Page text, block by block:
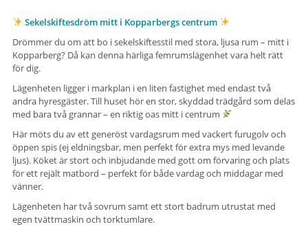
Sekelskiftesdröm mitt i Kopparbergs centrum
Drömmer du om att bo i sekelskiftesstil med stora, ljusa rum – mitt i
Kopparberg? Då kan denna härliga femrumslägenhet vara helt rätt
för dig.
Lägenheten ligger i markplan i en liten fastighet med endast två
andra hyresgäster. Till huset hör en stor, skyddad trädgård som delas
med bara två grannar – en riktig oas mitt i centrum
Här möts du av ett generöst vardagsrum med vackert furugolv och
öppen spis (ej eldningsbar, men perfekt för extra mys med levande
ljus). Köket är stort och inbjudande med gott om förvaring och plats
för ett rejält matbord – perfekt för både vardag och middagar med
vänner.
Lägenheten har två sovrum samt ett stort badrum utrustat med
egen tvättmaskin och torktumlare.